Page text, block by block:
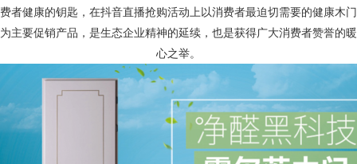
费者健康的钥匙，在抖音直播抢购活动上以消费者最迫切需要的健康木门
为主要促销产品，是生态企业精神的延续，也是获得广大消费者赞誉的暖
心之举。